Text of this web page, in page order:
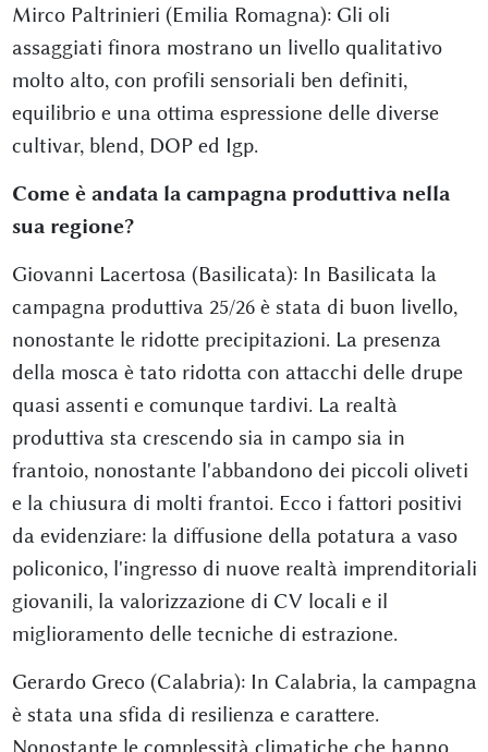
Mirco Paltrinieri (Emilia Romagna): Gli oli
assaggiati finora mostrano un livello qualitativo
molto alto, con profili sensoriali ben definiti,
equilibrio e una ottima espressione delle diverse
cultivar, blend, DOP ed Igp.
Come è andata la campagna produttiva nella
sua regione?
Giovanni Lacertosa (Basilicata): In Basilicata la
campagna produttiva 25/26 è stata di buon livello,
nonostante le ridotte precipitazioni. La presenza
della mosca è tato ridotta con attacchi delle drupe
quasi assenti e comunque tardivi. La realtà
produttiva sta crescendo sia in campo sia in
frantoio, nonostante l'abbandono dei piccoli oliveti
e la chiusura di molti frantoi. Ecco i fattori positivi
da evidenziare: la diffusione della potatura a vaso
policonico, l'ingresso di nuove realtà imprenditoriali
giovanili, la valorizzazione di CV locali e il
miglioramento delle tecniche di estrazione.
Gerardo Greco (Calabria): In Calabria, la campagna
è stata una sfida di resilienza e carattere.
Nonostante le complessità climatiche che hanno